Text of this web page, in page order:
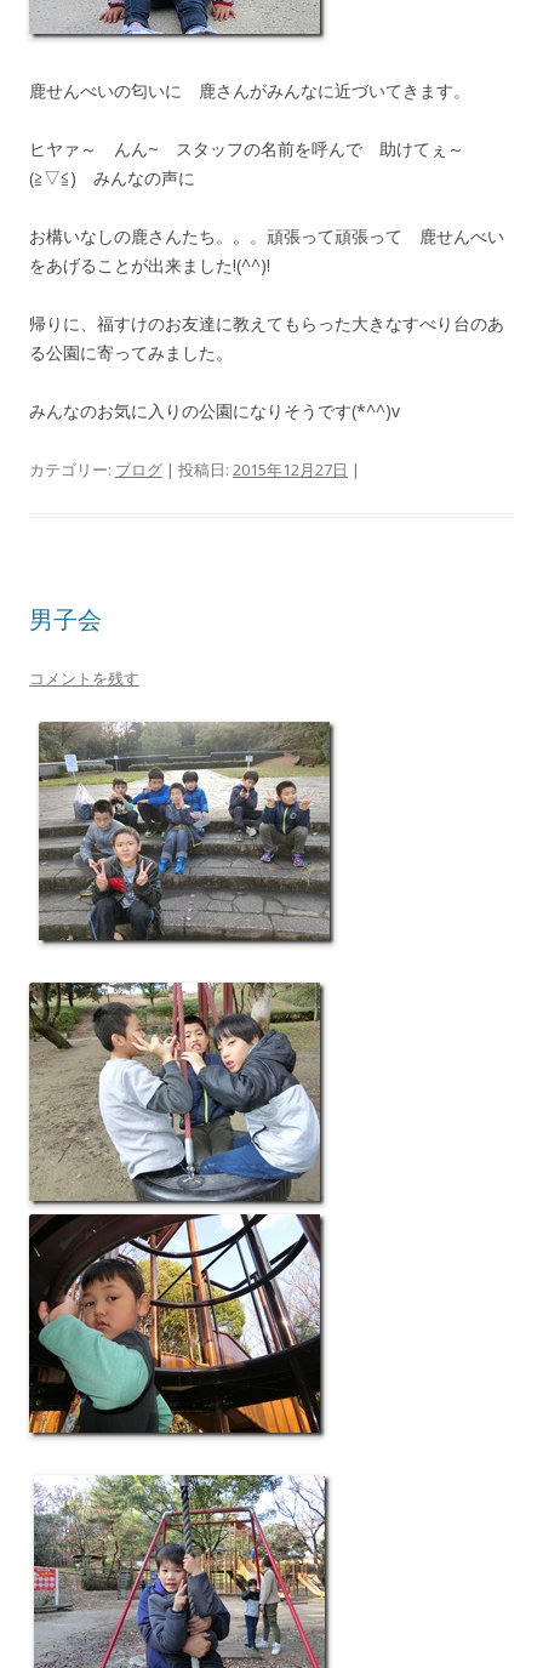
鹿せんべいの匂いに 鹿さんがみんなに近づいてきます。
ヒヤァ～ んん~ スタッフの名前を呼んで 助けてぇ～
(≧▽≦) みんなの声に
お構いなしの鹿さんたち。。。頑張って頑張って 鹿せんべい
をあげることが出来ました!(^^)!
帰りに、福すけのお友達に教えてもらった大きなすべり台のあ
る公園に寄ってみました。
みんなのお気に入りの公園になりそうです(*^^)v
カテゴリー: ブログ | 投稿日: 2015年12月27日 |
男子会
コメントを残す